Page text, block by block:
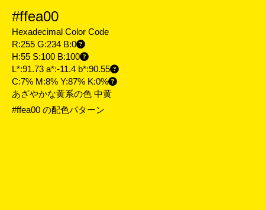
#ffea00
Hexadecimal Color Code
R:255 G:234 B:0
H:55 S:100 B:100
L*:91.73 a*:-11.4 b*:90.55
C:7% M:8% Y:87% K:0%
あざやかな黄系の色 中黄
#ffea00 の配色パターン